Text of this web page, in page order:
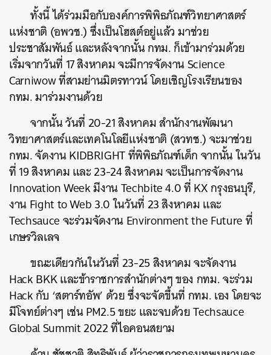
ทั้งนี้ ได้ร่วมมือกับองค์การพิพิธภัณฑ์วิทยาศาสตร์
แห่งชาติ (อพวช.) ซึ่งเป็นโฮสต์อยู่แล้ว มาช่วย
ประชาสัมพันธ์ และหลังจากนั้น กทม. ก็เข้ามาร่วมด้วย
เริ่มจากวันที่ 17 สิงหาคม จะมีการจัดงาน Science
Carniwow ที่สามย่านมิตรทาวน์ โดยเชิญโรงเรียนของ
กทม. มาร่วมงานด้วย
จากนั้น วันที่ 20-21 สิงหาคม สำนักงานพัฒนา
วิทยาศาสตร์และเทคโนโลยีแห่งชาติ (สวทช.) จะมาช่วย
กทม. จัดงาน KIDBRIGHT ที่พิพิธภัณฑ์เด็ก จากนั้น ในวัน
ที่ 19 สิงหาคม และ 23-24 สิงหาคม จะเป็นการจัดงาน
Innovation Week มีงาน Techbite 4.0 ที่ KX กรุงธนบุรี,
งาน Fight to Web 3.0 ในวันที่ 23 สิงหาคมและ
Techsauce จะร่วมจัดงาน Environment the Future ที่
เกษรวิลเลจ
ขณะเดียวกันในวันที่ 23-25 สิงหาคม จะจัดงาน
Hack BKK และข้าราชการสำนักต่างๆ ของ กทม. จะร่วม
Hack กับ ‘สตาร์ทอัพ’ ด้วย ซึ่งจะจัดขึ้นที่ กทม. เอง โดยจะ
มีโจทย์ต่างๆ เช่น PM2.5 ขยะ และจบด้วย Techsauce
Global Summit 2022 ที่ไอคอนสยาม